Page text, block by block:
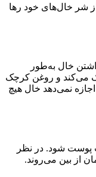
از شر خال‌های خود رها
خال به‌طور
می‌کند و روغن کرچک
نمی‌دهد خال هیچ
پوست شود. در نظر
از بین می‌روند.